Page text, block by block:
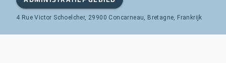
4 Rue Victor Schoelcher, 29900 Concarneau, Bretagne, Frankrijk